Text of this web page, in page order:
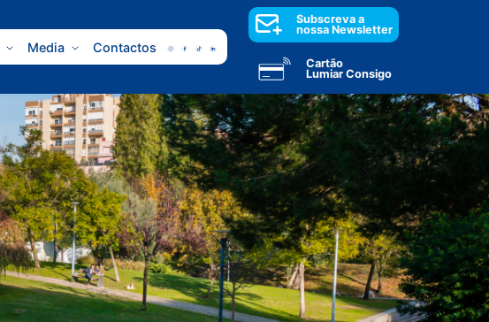
Media Contactos
Subscreva a
nossa Newsletter
Cartão
Lumiar Consigo